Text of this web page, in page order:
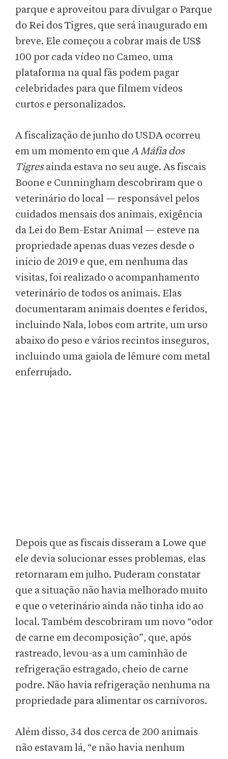
parque e aproveitou para divulgar o Parque
do Rei dos Tigres, que será inaugurado em
breve. Ele começou a cobrar mais de US$
100 por cada vídeo no Cameo, uma
plataforma na qual fãs podem pagar
celebridades para que filmem vídeos
curtos e personalizados.
A fiscalização de junho do USDA ocorreu
em um momento em que A Máfia dos
Tigresainda estava no seu auge. As fiscais
Boone e Cunningham descobriram que o
veterinário do local — responsável pelos
cuidados mensais dos animais, exigência
da Lei do Bem-Estar Animal — esteve na
propriedade apenas duas vezes desde o
início de 2019 e que, em nenhuma das
visitas, foi realizado o acompanhamento
veterinário de todos os animais. Elas
documentaram animais doentes e feridos,
incluindo Nala, lobos com artrite, um urso
abaixo do peso e vários recintos inseguros,
incluindo uma gaiola de lêmure com metal
enferrujado.
Depois que as fiscais disseram a Lowe que
ele devia solucionar esses problemas, elas
retornaram em julho. Puderam constatar
que a situação não havia melhorado muito
e que o veterinário ainda não tinha ido ao
local. Também descobriram um novo “odor
de carne em decomposição”, que, após
rastreado, levou-as a um caminhão de
refrigeração estragado, cheio de carne
podre. Não havia refrigeração nenhuma na
propriedade para alimentar os carnívoros.
Além disso, 34 dos cerca de 200 animais
não estavam lá, “e não havia nenhum